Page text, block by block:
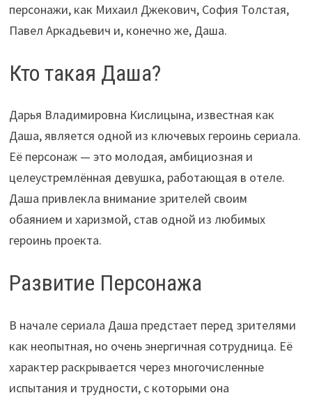
персонажи, как Михаил Джекович, София Толстая,
Павел Аркадьевич и, конечно же, Даша.
Кто такая Даша?
Дарья Владимировна Кислицына, известная как
Даша, является одной из ключевых героинь сериала.
Её персонаж — это молодая, амбициозная и
целеустремлённая девушка, работающая в отеле.
Даша привлекла внимание зрителей своим
обаянием и харизмой, став одной из любимых
героинь проекта.
Развитие Персонажа
В начале сериала Даша предстает перед зрителями
как неопытная, но очень энергичная сотрудница. Её
характер раскрывается через многочисленные
испытания и трудности, с которыми она